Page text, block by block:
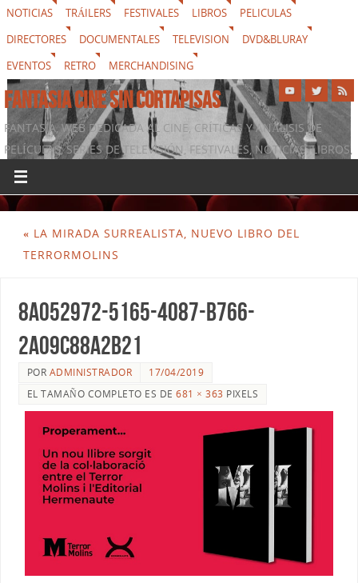
NOTICIAS TRÁILERS FESTIVALES LIBROS
PELICULAS
DIRECTORES
DOCUMENTALES TELEVISION
DVD&BLURAY
EVENTOS
RETRO MERCHANDISING
FANTASIA CINE SIN CORTAPISAS
FANTASIA, WEB DEDICADA AL CINE, CRÍTICAS Y ANÁLISIS DE
PELÍCULAS, SERIES DE TELEVISIÓN, FESTIVALES, NOTICIAS, LIBROS,
DVD & BLURAY, MERCHANDISING Y TODO LO QUE RODEA AL
SÉPTIMO ARTE
« LA MIRADA SURREALISTA, NUEVO LIBRO DEL
TERRORMOLINS
8A052972-5165-4087-B766-
2A09C88A2B21
POR ADMINISTRADOR
17/04/2019
EL TAMAÑO COMPLETO ES DE681 × 363 PIXELS